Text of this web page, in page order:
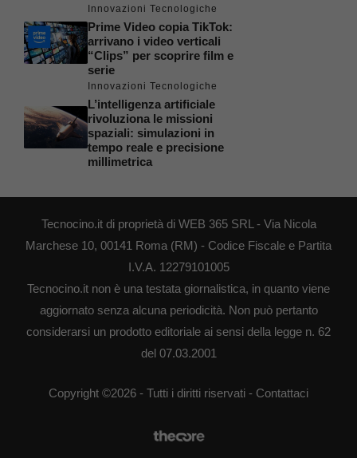
Innovazioni Tecnologiche
Prime Video copia TikTok:
arrivano i video verticali
“Clips” per scoprire film e
serie
Innovazioni Tecnologiche
L’intelligenza artificiale
rivoluziona le missioni
spaziali: simulazioni in
tempo reale e precisione
millimetrica
Tecnocino.it di proprietà di WEB 365 SRL - Via Nicola
Marchese 10, 00141 Roma (RM) - Codice Fiscale e Partita
I.V.A. 12279101005
Tecnocino.it non è una testata giornalistica, in quanto viene
aggiornato senza alcuna periodicità. Non può pertanto
considerarsi un prodotto editoriale ai sensi della legge n. 62
del 07.03.2001
Copyright ©2026 - Tutti i diritti riservati - Contattaci